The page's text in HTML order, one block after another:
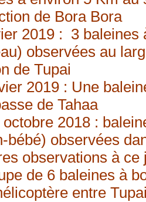
de Bora Bora
2019 : 3 baleines
observées au
de Tupai
2019 : Une
de Tahaa
2018 :
bébé) observées
observations à
de 6 baleines à
entre